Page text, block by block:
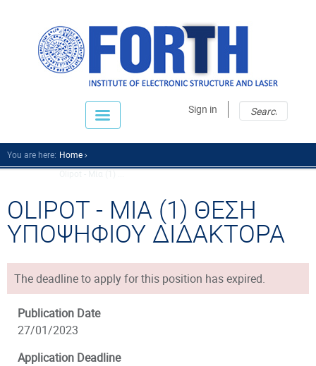
Sign in
You are here: Home
OLIPOT - ΜΙΑ (1) ΘΕΣΗ
ΥΠΟΨΗΦΙΟΥ ΔΙΔΑΚΤΟΡΑ
The deadline to apply for this position has expired.
Publication Date
27/01/2023
Application Deadline